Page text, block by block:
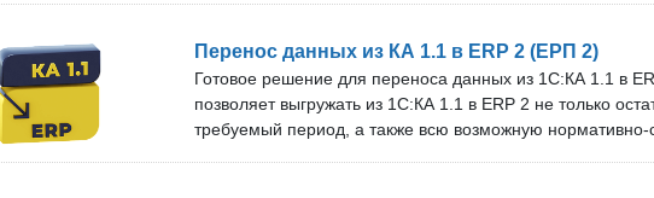
выгрузки начальных остатков товаров на выбор.
обновления: Мы оперативно обновляем решение под
Срок технической поддержки и бесплатных обновлений
нашей команде более 10 специалистов. Проверка
Перенос данных из КА 1.1 в ERP 2 (ЕРП 2)
Готовое решение для переноса данных из 1С:КА 1.1 в
позволяет выгружать из 1С:КА 1.1 в ERP 2 не только
требуемый период, а также всю возможную